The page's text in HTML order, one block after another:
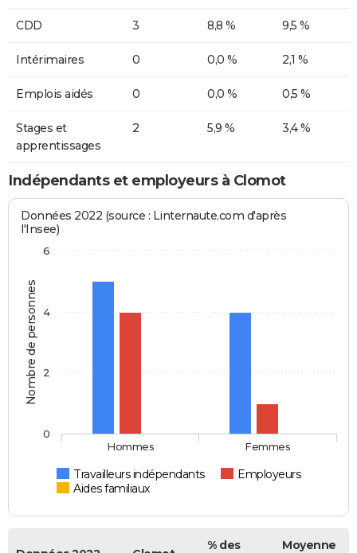
CDD 3 8,8 % 9,5 %
Intérimaires 0 0,0 % 2,1 %
Emplois aidés 0 0,0 % 0,5 %
Stages et
apprentissages
2 5,9 % 3,4 %
Indépendants et employeurs à Clomot
Nombre de personnes
Données 2022 (source : Linternaute.com d'après
l'Insee)
Travailleurs indépendants
Employeurs
Aides familiaux
Hommes Femmes
0
2
4
6
% des Moyenne